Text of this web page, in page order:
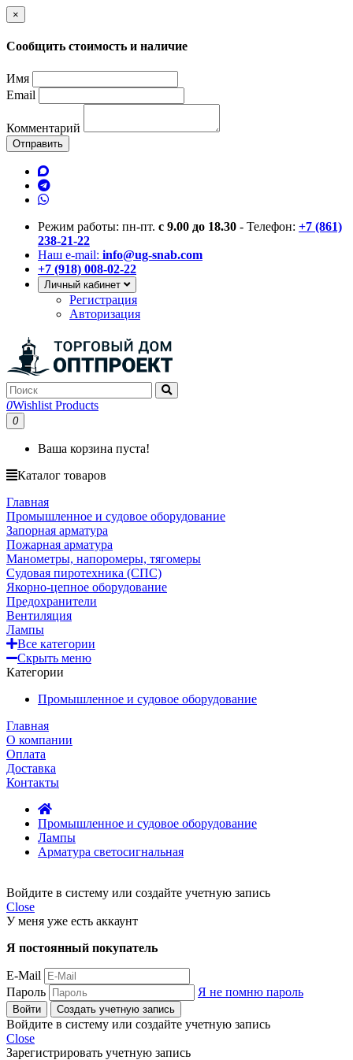
×
Сообщить стоимость и наличие
Имя
Email
Комментарий
Отправить
Режим работы: пн-пт. с 9.00 до 18.30 - Телефон: +7 (861)
238-21-22
Наш e-mail: info@ug-snab.com
+7 (918) 008-02-22
Личный кабинет
Регистрация
Авторизация
0Wishlist Products
0
Ваша корзина пуста!
Каталог товаров
Главная
Промышленное и судовое оборудование
Запорная арматура
Пожарная арматура
Манометры, напоромеры, тягомеры
Судовая пиротехника (СПС)
Якорно-цепное оборудование
Предохранители
Вентиляция
Лампы
Все категории
Скрыть меню
Категории
Промышленное и судовое оборудование
Главная
О компании
Оплата
Доставка
Контакты
Промышленное и судовое оборудование
Лампы
Арматура светосигнальная
Войдите в систему или создайте учетную запись
Close
У меня уже есть аккаунт
Я постоянный покупатель
E-Mail
Пароль
Я не помню пароль
Войти Создать учетную запись
Войдите в систему или создайте учетную запись
Close
Зарегистрировать учетную запись